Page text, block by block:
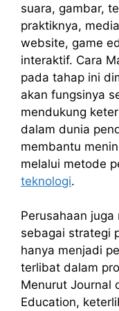
suara, gambar,
praktiknya,
website, game
interaktif. Cara
pada tahap ini
akan fungsinya
mendukung
dalam dunia
membantu
melalui metode
teknologi.
Perusahaan
sebagai strategi
hanya menjadi
terlibat dalam
Menurut Journal
Education,